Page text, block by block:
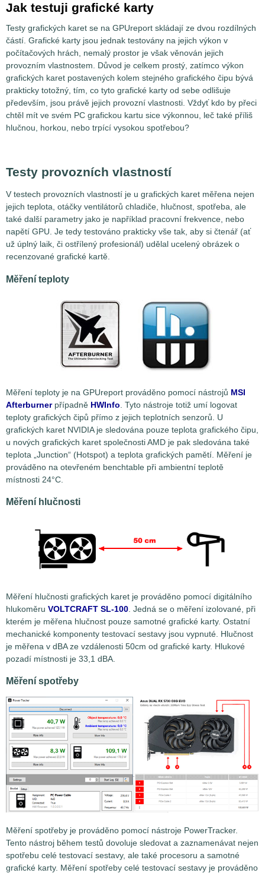
Jak testuji grafické karty
Testy grafických karet se na GPUreport skládají ze dvou rozdílných
částí. Grafické karty jsou jednak testovány na jejich výkon v
počítačových hrách, nemalý prostor je však věnován jejich
provozním vlastnostem. Důvod je celkem prostý, zatímco výkon
grafických karet postavených kolem stejného grafického čipu bývá
prakticky totožný, tím, co tyto grafické karty od sebe odlišuje
především, jsou právě jejich provozní vlastnosti. Vždyť kdo by přeci
chtěl mít ve svém PC grafickou kartu sice výkonnou, leč také příliš
hlučnou, horkou, nebo trpící vysokou spotřebou?
Testy provozních vlastností
V testech provozních vlastností je u grafických karet měřena nejen
jejich teplota, otáčky ventilátorů chladiče, hlučnost, spotřeba, ale
také další parametry jako je například pracovní frekvence, nebo
napětí GPU. Je tedy testováno prakticky vše tak, aby si čtenář (ať
už úplný laik, či ostřílený profesionál) udělal ucelený obrázek o
recenzované grafické kartě.
Měření teploty
Měření teploty je na GPUreport prováděno pomocí nástrojů MSI
Afterburnerpřípadně HWInfo . Tyto nástroje totiž umí logovat
teploty grafických čipů přímo z jejich teplotních senzorů. U
grafických karet NVIDIA je sledována pouze teplota grafického čipu,
u nových grafických karet společnosti AMD je pak sledována také
teplota „Junction“ (Hotspot) a teplota grafických pamětí. Měření je
prováděno na otevřeném benchtable při ambientní teplotě
místnosti 24°C.
Měření hlučnosti
Měření hlučnosti grafických karet je prováděno pomocí digitálního
hlukoměru VOLTCRAFT SL-100 . Jedná se o měření izolované, při
kterém je měřena hlučnost pouze samotné grafické karty. Ostatní
mechanické komponenty testovací sestavy jsou vypnuté. Hlučnost
je měřena v dBA ze vzdálenosti 50cm od grafické karty. Hlukové
pozadí místnosti je 33,1 dBA.
Měření spotřeby
Měření spotřeby je prováděno pomocí nástroje PowerTracker.
Tento nástroj během testů dovoluje sledovat a zaznamenávat nejen
spotřebu celé testovací sestavy, ale také procesoru a samotné
grafické karty. Měření spotřeby celé testovací sestavy je prováděno